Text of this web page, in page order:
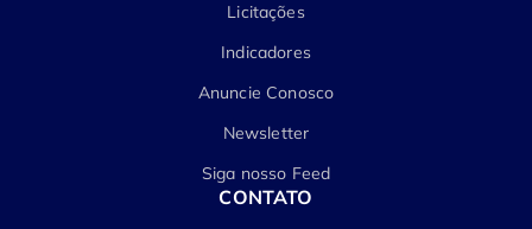
Licitações
Indicadores
Anuncie Conosco
Newsletter
Siga nosso Feed
CONTATO